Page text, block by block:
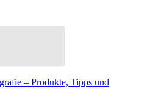
– Produkte, Tipps und